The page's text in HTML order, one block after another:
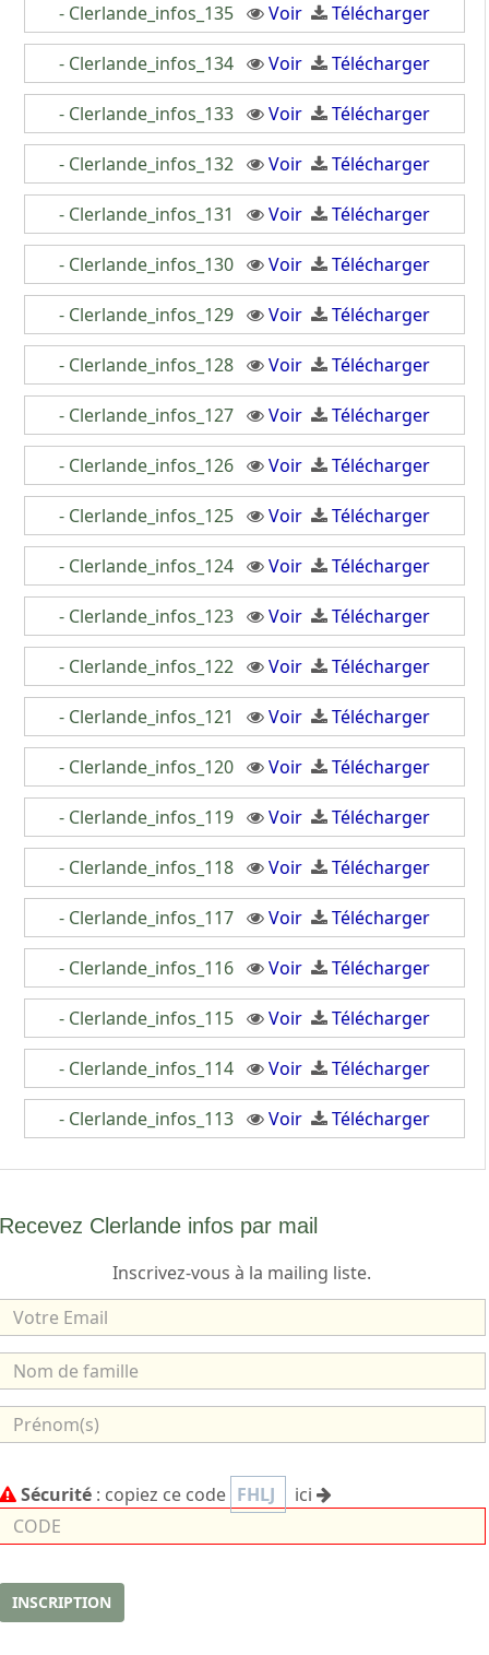
- Clerlande_infos_135 Voir Télécharger
- Clerlande_infos_134 Voir Télécharger
- Clerlande_infos_133 Voir Télécharger
- Clerlande_infos_132 Voir Télécharger
- Clerlande_infos_131 Voir Télécharger
- Clerlande_infos_130 Voir Télécharger
- Clerlande_infos_129 Voir Télécharger
- Clerlande_infos_128 Voir Télécharger
- Clerlande_infos_127 Voir Télécharger
- Clerlande_infos_126 Voir Télécharger
- Clerlande_infos_125 Voir Télécharger
- Clerlande_infos_124 Voir Télécharger
- Clerlande_infos_123 Voir Télécharger
- Clerlande_infos_122 Voir Télécharger
- Clerlande_infos_121 Voir Télécharger
- Clerlande_infos_120 Voir Télécharger
- Clerlande_infos_119 Voir Télécharger
- Clerlande_infos_118 Voir Télécharger
- Clerlande_infos_117 Voir Télécharger
- Clerlande_infos_116 Voir Télécharger
- Clerlande_infos_115 Voir Télécharger
- Clerlande_infos_114 Voir Télécharger
- Clerlande_infos_113 Voir Télécharger
Clerlande infos par mail
Inscrivez-vous à la mailing liste.
Sécurité: copiez ce code FHLJ ici
C
d
INSCRIPTION